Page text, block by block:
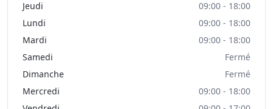
Jeudi
09:00 - 18:00
Lundi
09:00 - 18:00
Mardi
09:00 - 18:00
Samedi
Fermé
Dimanche
Fermé
Mercredi
09:00 - 18:00